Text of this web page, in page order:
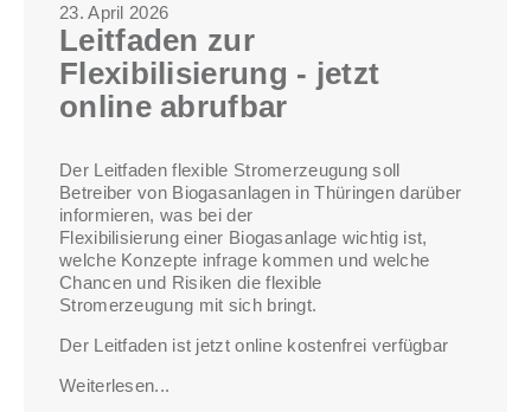
23. April 2026
Leitfaden zur
Flexibilisierung - jetzt
online abrufbar
Der Leitfaden flexible Stromerzeugung soll
Betreiber von Biogasanlagen in Thüringen darüber
informieren, was bei der
Flexibilisierung einer Biogasanlage wichtig ist,
welche Konzepte infrage kommen und welche
Chancen und Risiken die flexible
Stromerzeugung mit sich bringt.
Der Leitfaden ist jetzt online kostenfrei verfügbar
Weiterlesen...